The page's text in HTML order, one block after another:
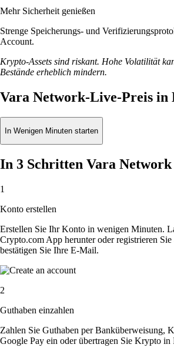
Mehr Sicherheit genießen
Strenge Speicherungs- und
Account.
Krypto-Assets sind riskant. Hohe Volatilität
Bestände erheblich mindern.
Vara Network-Live-Preis in
In Wenigen Minuten starten
In 3 Schritten Vara
1
Konto erstellen
Erstellen Sie Ihr Konto in wenigen Minuten.
Crypto.com App herunter oder registrieren
bestätigen Sie Ihre E-Mail.
2
Guthaben einzahlen
Zahlen Sie Guthaben per Banküberweisung,
Google Pay ein oder übertragen Sie Krypto in